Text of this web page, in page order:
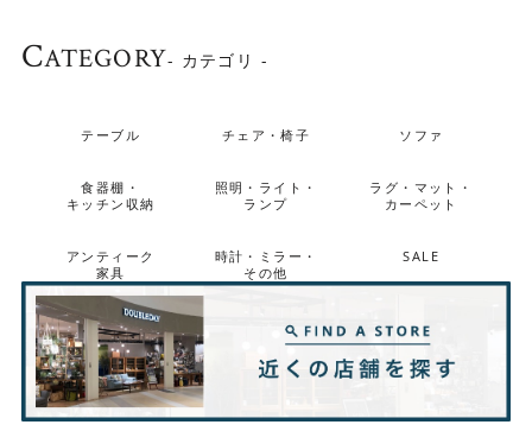
CATEGORY- カテゴリ -
テーブル チェア・椅子 ソファ
食器棚・
キッチン収納
照明・ライト・
ランプ
ラグ・マット・
カーペット
アンティーク
家具
時計・ミラー・
その他
SALE